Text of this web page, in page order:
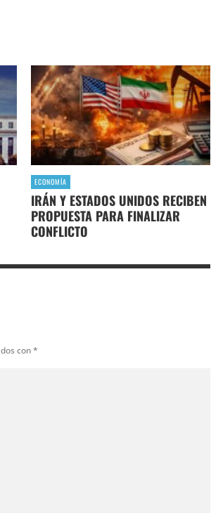
ECONOMÍA
IRÁN Y ESTADOS UNIDOS RECIBEN
PROPUESTA PARA FINALIZAR
CONFLICTO
con*